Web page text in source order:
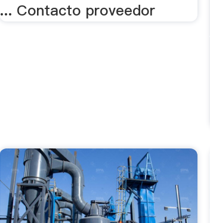
... Contacto proveedor